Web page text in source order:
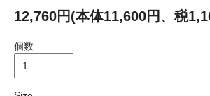
12,760円(本体11,600円、税
個数